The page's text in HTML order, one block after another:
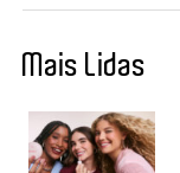
Mais Lidas